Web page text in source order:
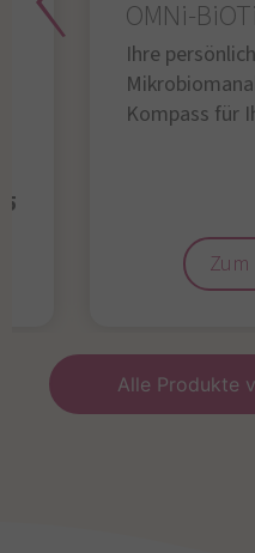
OMNi-
Ihre
Kompass für
Alle Produkte